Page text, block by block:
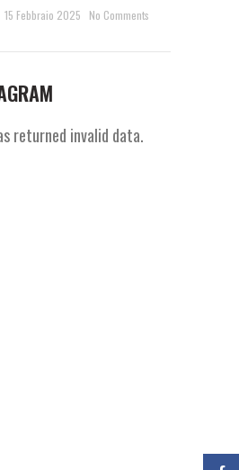
15 Febbraio 2025 No Comments
returned invalid data.